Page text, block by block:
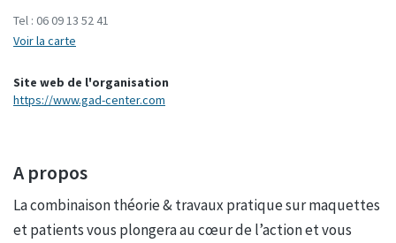
A propos
La combinaison théorie & travaux pratique sur maquettes
et patients vous plongera au cœur de l’action et vous
Tel : 06 09 13 52 41
Voir la carte
Site web de l'organisation
https://www.gad-center.com